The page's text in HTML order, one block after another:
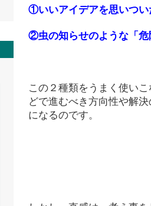
①いいアイデアを思いつ
②虫の知らせのような「危
この２種類をうまく使い
どで進むべき方向性や解
になるのです。